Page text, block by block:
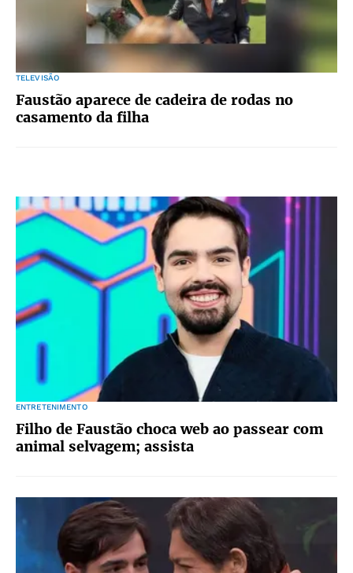
TELEVISÃO
Faustão aparece de cadeira de rodas no
casamento da filha
ENTRETENIMENTO
Filho de Faustão choca web ao passear com
animal selvagem; assista